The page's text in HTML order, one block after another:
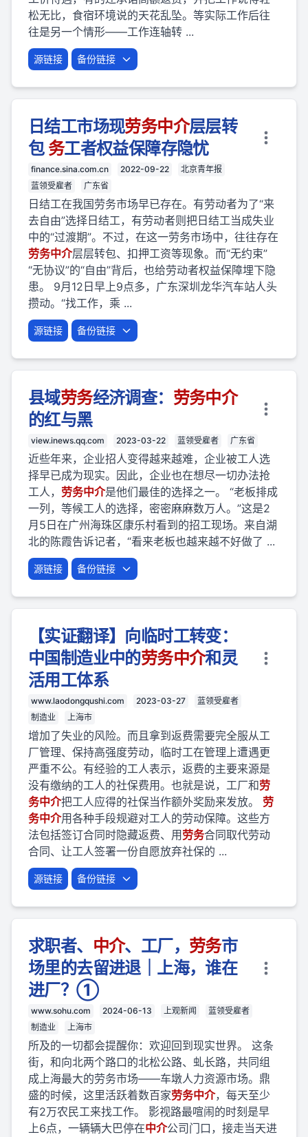
松无比，食宿环境说的天花乱坠。等实际工作后往
往是另一个情形——工作连轴转 ...
源链接 备份链接
日结工市场现劳务中介层层转
包 务工者权益保障存隐忧
finance.sina.com.cn 2022-09-22
北京青年报
蓝领受雇者
广东省
日结工在我国劳务市场早已存在。有劳动者为了“来
去自由”选择日结工，有劳动者则把日结工当成失业
中的“过渡期”。不过，在这一劳务市场中，往往存在
劳务中介层层转包、扣押工资等现象。而“无约束”
“无协议”的“自由”背后，也给劳动者权益保障埋下隐
患。 9月12日早上9点多，广东深圳龙华汽车站人头
攒动。“找工作，乘 ...
源链接 备份链接
县域劳务经济调查： 劳务中介
的红与黑
view.inews.qq.com 2023-03-22 蓝领受雇者 广东省
近些年来，企业招人变得越来越难，企业被工人选
择早已成为现实。因此，企业也在想尽一切办法抢
工人， 劳务中介是他们最佳的选择之一。 “老板排成
一列，等候工人的选择，密密麻麻数万人。”这是2
月5日在广州海珠区康乐村看到的招工现场。来自湖
北的陈霞告诉记者，“看来老板也越来越不好做了 ...
源链接 备份链接
【实证翻译】向临时工转变：
中国制造业中的劳务中介和灵
活用工体系
www.laodongqushi.com 2023-03-27
蓝领受雇者
制造业
上海市
增加了失业的风险。而且拿到返费需要完全服从工
厂管理、保持高强度劳动，临时工在管理上遭遇更
严重不公。有经验的工人表示，返费的主要来源是
没有缴纳的工人的社保费用。也就是说，工厂和劳
务中介把工人应得的社保当作额外奖励来发放。 劳
务中介用各种手段规避对工人的劳动保障。这些方
法包括签订合同时隐藏返费、用 劳务合同取代劳动
合同、让工人签署一份自愿放弃社保的 ...
源链接 备份链接
求职者、 中介、工厂， 劳务市
场里的去留进退｜上海，谁在
进厂？①
www.sohu.com 2024-06-13 上观新闻
蓝领受雇者
制造业
上海市
所及的一切都会提醒你：欢迎回到现实世界。 这条
街，和向北两个路口的北松公路、虬长路，共同组
成上海最大的劳务市场——车墩人力资源市场。鼎
盛的时候，这里活跃着数百家劳务中介，每天至少
有2万农民工来找工作。 影视路最喧闹的时刻是早
上6点，一辆辆大巴停在中介公司门口，接走当天进